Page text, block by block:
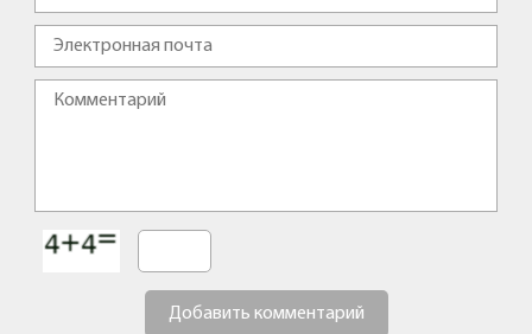
Добавить комментарий